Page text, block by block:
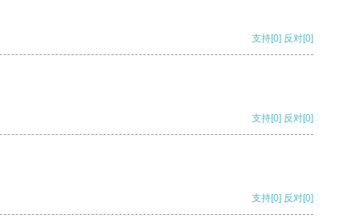
支持[0] 反对[0]
支持[0] 反对[0]
支持[0] 反对[0]